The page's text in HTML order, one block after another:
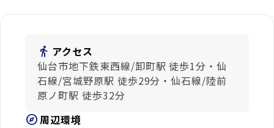
directions_walk アクセス
仙台市地下鉄東西線/卸町駅 徒歩1分・仙
石線/宮城野原駅 徒歩29分・仙石線/陸前
原ノ町駅 徒歩32分
explore周辺環境